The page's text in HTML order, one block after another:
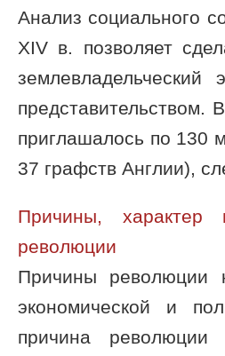
Анализ социального
XIV в. позволяет
приглашалось по 130
37 графств Англии),
Причины,
революции
Причины революции
экономической и
причина